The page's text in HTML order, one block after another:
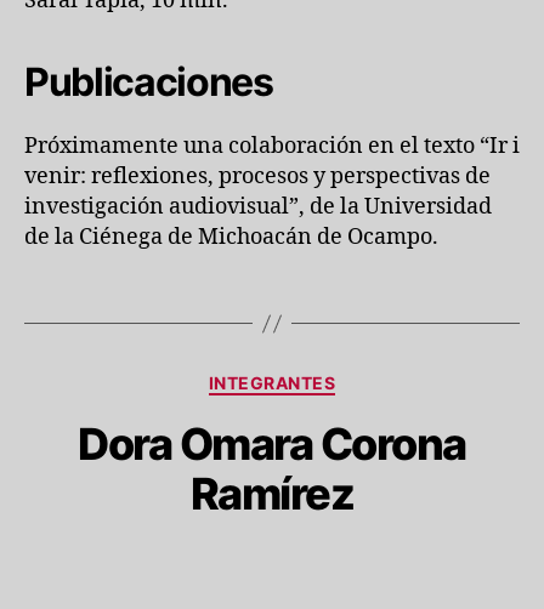
Publicaciones
Próximamente una colaboración en el texto “Ir i
venir: reflexiones, procesos y perspectivas de
investigación audiovisual”, de la Universidad
de la Ciénega de Michoacán de Ocampo.
Categorías
INTEGRANTES
Dora Omara Corona
Ramírez